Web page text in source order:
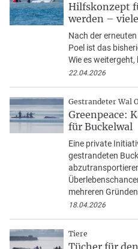
Hilfskonzept
werden –
Nach der
Poel ist das
Wie es
22.04.2026
Gestrandeter Wal
Greenpeace:
für Buckelwal
Eine private
gestrandeten
mehreren
18.04.2026
Tiere